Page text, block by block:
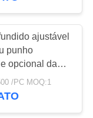
de
ajustável
punho
opcional da
bola da
bola 2pc
/PC MOQ:1